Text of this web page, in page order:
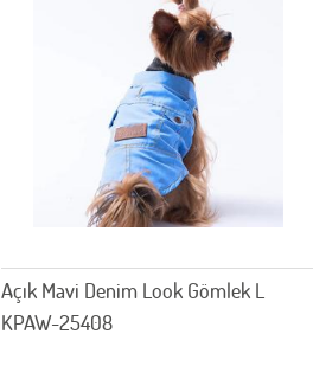
Açık Mavi Denim Look Gömlek L
KPAW-25408